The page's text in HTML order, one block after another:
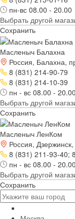
пн-вс 08.00 - 20.00
Выбрать другой
Сохранить
Масленыч Балахна
Россия, Балахна,
8 (831) 214-90-79
8 (831) 214-10-39
пн - вс 08.00 - 20.00
Выбрать другой
Сохранить
Масленыч ЛенКом
Россия,
8 (831) 211-93-40;
пн - вс 08.00 - 20.00
Выбрать другой
Сохранить